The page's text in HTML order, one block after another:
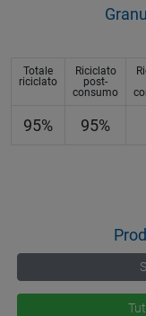
Totale
riciclato
Riciclato
post-
consumo
95% 95%